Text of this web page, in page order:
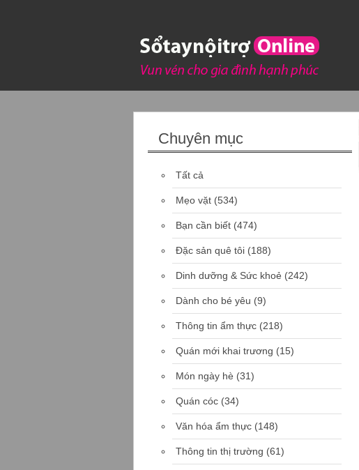
Chuyên mục
Tất cả
Mẹo vặt (534)
Bạn cần biết (474)
Đặc sản quê tôi (188)
Dinh dưỡng & Sức khoẻ (242)
Dành cho bé yêu (9)
Thông tin ẩm thực (218)
Quán mới khai trương (15)
Món ngày hè (31)
Quán cóc (34)
Văn hóa ẩm thực (148)
Thông tin thị trường (61)